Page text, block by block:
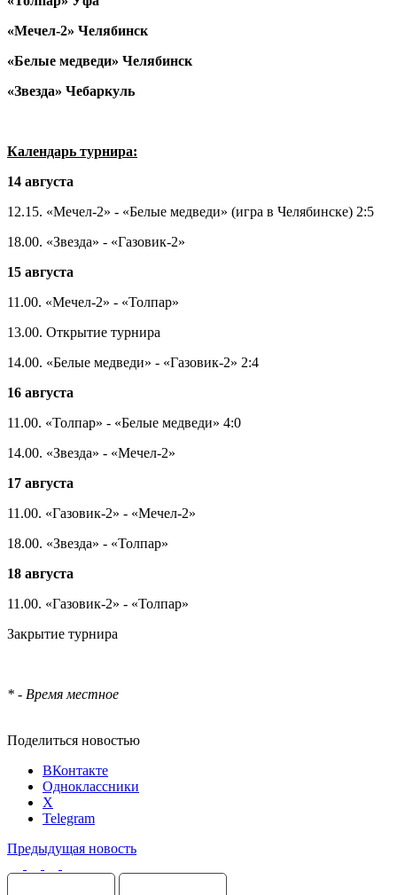
«Мечел-2» Челябинск
«Белые медведи» Челябинск
«Звезда» Чебаркуль
Календарь турнира:
14 августа
12.15. «Мечел-2» - «Белые медведи» (игра в Челябинске) 2:5
18.00. «Звезда» - «Газовик-2»
15 августа
11.00. «Мечел-2» - «Толпар»
13.00. Открытие турнира
14.00. «Белые медведи» - «Газовик-2» 2:4
16 августа
11.00. «Толпар» - «Белые медведи» 4:0
14.00. «Звезда» - «Мечел-2»
17 августа
11.00. «Газовик-2» - «Мечел-2»
18.00. «Звезда» - «Толпар»
18 августа
11.00. «Газовик-2» - «Толпар»
Закрытие турнира
* - Время местное
Поделиться новостью
ВКонтакте
Одноклассники
X
Telegram
Предыдущая новость